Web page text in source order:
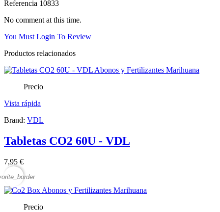
Referencia 10833
No comment at this time.
You Must Login To Review
Productos relacionados
Precio
Vista rápida
Brand: VDL
Tabletas CO2 60U - VDL
7,95 €
Precio